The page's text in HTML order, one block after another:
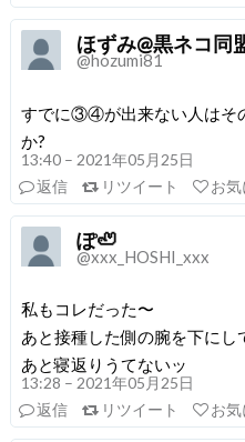
ほずみ@黒ネコ同
@hozumi81
すでに③④が出来ない人はそ
か?
13:40 – 2021年05月25日
返信
リツイート お気
ぽ🦥
@xxx_HOSHI_xxx
私もコレだった〜
あと接種した側の腕を下にし
あと寝返りうてないッ
13:28 – 2021年05月25日
返信
リツイート お気